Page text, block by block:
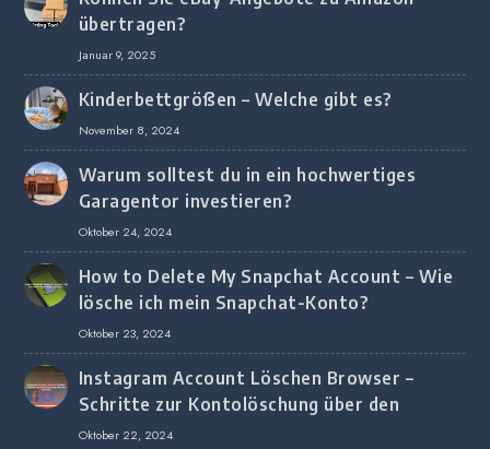
übertragen?
Januar 9, 2025
Kinderbettgrößen – Welche gibt es?
November 8, 2024
Warum solltest du in ein hochwertiges
Garagentor investieren?
Oktober 24, 2024
How to Delete My Snapchat Account – Wie
lösche ich mein Snapchat-Konto?
Oktober 23, 2024
Instagram Account Löschen Browser –
Schritte zur Kontolöschung über den
Browser
Oktober 22, 2024